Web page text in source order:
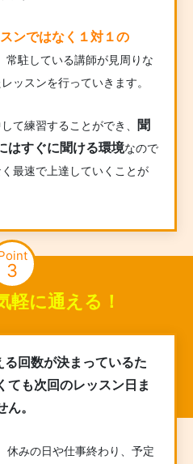
ンではなく１対１の
常駐している講師が見周りな
ッスンを行っていきます。
て練習することができ、
聞
はすぐに聞ける環境なので
最速で上達していくことが
3
軽に通える！
る回数が決まっているた
ても次回のレッスン日ま
。
休みの日や仕事終わり、予定